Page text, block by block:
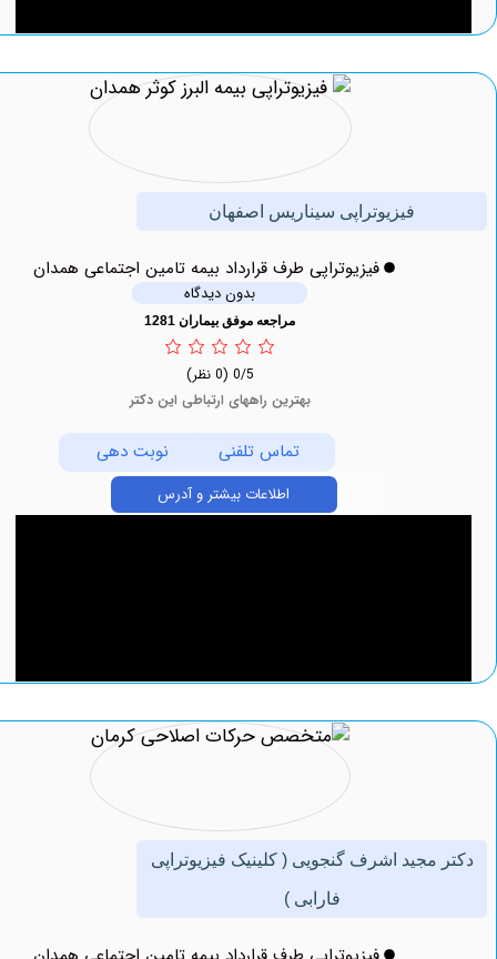
فیزیوتراپی سیناریس اصفهان
فیزیوتراپی طرف قرارداد بیمه تامین اجتماعی همدان
بدون دیدگاه
مراجعه موفق بیماران 1281
بهترین راههای ارتباطی این دکتر
تماس تلفنی نوبت دهی
اطلاعات بیشتر و آدرس
‏مجید ‏اشرف ‏گنجویی ( کلینیک فیزیوتراپی